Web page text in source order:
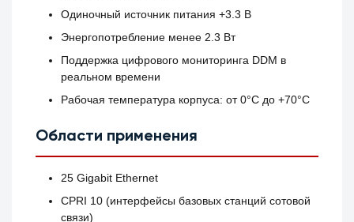
Одиночный источник питания +3.3 В
Энергопотребление менее 2.3 Вт
Поддержка цифрового мониторинга DDM в
реальном времени
Рабочая температура корпуса: от 0°C до +70°C
Области применения
25 Gigabit Ethernet
CPRI 10 (интерфейсы базовых станций сотовой
связи)